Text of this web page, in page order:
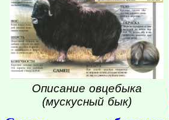
Описание овцебыка
(мускусный бык)